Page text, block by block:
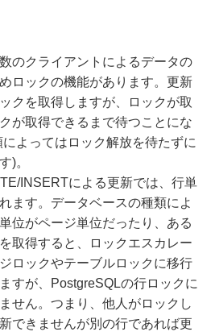
のクライアントによるデータの
ロックの機能があります。更新
クを取得しますが、ロックが取
が取得できるまで待つことにな
よってはロック解放を待たずに
)。
INSERTによる更新では、行単
ます。データベースの種類によ
位がページ単位だったり、ある
取得すると、ロックエスカレー
ロックやテーブルロックに移行
すが、PostgreSQLの行ロックに
せん。つまり、他人がロックし
できませんが別の行であれば更